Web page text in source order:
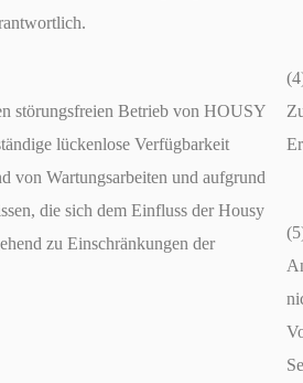
Betrieb von HOUSY
lückenlose Verfügbarkeit
von Wartungsarbeiten und aufgrund
die sich dem Einfluss der Housy
zu Einschränkungen der